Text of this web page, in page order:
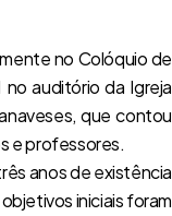
no Colóquio de
no auditório da Igreja
que contou
e professores.
anos de existência
iniciais foram